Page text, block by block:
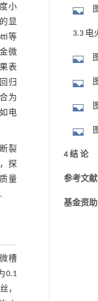
小
显
等
微
表
归
为
电
裂
探
量
槽
0.1
，
3.3 电
三
4 结 论
参考文献
基金资助